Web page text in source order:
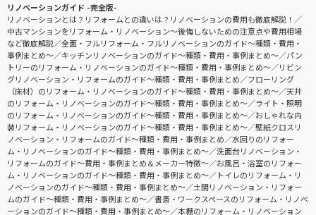
リノベーションガイド -完全版-
リノベーションとは？リフォームとの違いは？リノベーションの費用も徹底解説！
中古マンションをリフォーム・リノベーション〜後悔しないための注意点や費用相場
など徹底解説
全面・フルリフォーム・フルリノベーションのガイド〜種類・費用・
事例まとめ〜
キッチンリノベーションのガイド〜種類・費用・事例まとめ〜
パン
トリーのリフォーム・リノベーションのガイド〜種類・費用・事例まとめ〜
リビン
グリノベーション・リフォームのガイド〜種類・費用・事例まとめ
フローリング
（床材）のリフォーム・リノベーションのガイド〜種類・費用・事例まとめ〜
天井
のリフォーム・リノベーションのガイド〜種類・費用・事例まとめ〜
ライト・照明
のリフォーム・リノベーションのガイド〜種類・費用・事例まとめ〜
おしゃれな内
装リフォーム・リノベーションのガイド〜種類・費用・事例まとめ〜
壁紙クロスリ
ノベーション・リフォームのガイド〜種類・費用・事例まとめ
水回りのリフォー
ム・リノベーションのガイド〜種類・費用・事例まとめ〜
洗面台リノベーション・
リフォームのガイド〜費用・事例まとめ＆メーカー特徴〜
お風呂・浴室のリフォー
ム・リノベーションのガイド〜種類・費用・事例まとめ〜
トイレのリフォーム・リ
ノベーションのガイド〜種類・費用・事例まとめ〜
土間リノベーション・リフォー
ムのガイド〜種類・費用・事例まとめ〜
書斎・ワークスペースのリフォーム・リノベ
ーションのガイド〜種類・費用・事例まとめ〜
本棚のリフォーム・リノベーション